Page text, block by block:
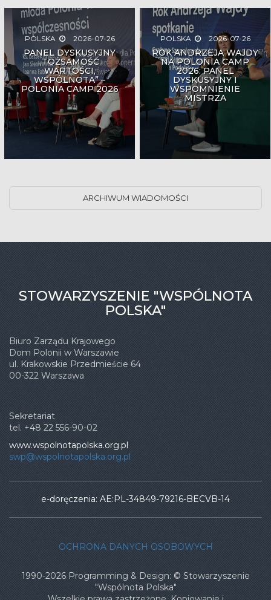
POLSKA 2026-07-26
PANEL DYSKUSYJNY
„TOŻSAMOŚĆ,
WARTOŚCI,
WSPÓLNOTA” –
POLONIA CAMP 2026
POLSKA 2026-07-26
ROK ANDRZEJA WAJDY
NA POLONIA CAMP
2026: PANEL
DYSKUSYJNY I
WSPOMNIENIE
MISTRZA
ARCHIWUM WIADOMOŚCI
STOWARZYSZENIE "WSPÓLNOTA
POLSKA"
Biuro Zarządu Krajowego
Dom Polonii w Warszawie
ul. Krakowskie Przedmieście 64
00-322 Warszawa
Sekretariat
tel. +48 22 556-90-02
www.wspolnotapolska.org.pl
swp@wspolnotapolska.org.pl
e-doręczenia: AE:PL-34849-79216-BECVB-14
OCHRONA DANYCH OSOBOWYCH
1990-2026 Programming & Design: © Stowarzyszenie
"Wspólnota Polska"